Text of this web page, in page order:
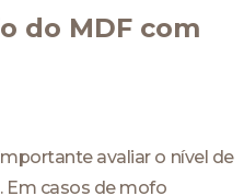
do MDF com
avaliar o nível de
casos de mofo